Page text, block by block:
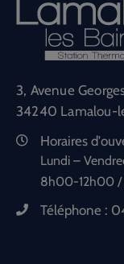
3, Avenue
34240 Lamalou-
Horaires
Lundi –
8h00-12h00 /
Téléphone :